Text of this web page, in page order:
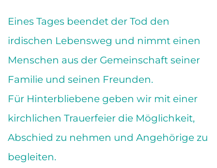
Eines Tages beendet der Tod den
irdischen Lebensweg und nimmt einen
Menschen aus der Gemeinschaft seiner
Familie und seinen Freunden.
Für Hinterbliebene geben wir mit einer
kirchlichen Trauerfeier die Möglichkeit,
Abschied zu nehmen und Angehörige zu
begleiten.